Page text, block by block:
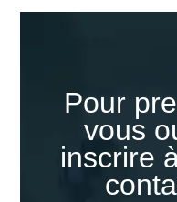
Pour
vous
inscrire